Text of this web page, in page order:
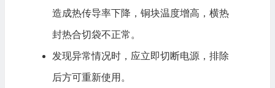
造成热传导率下降，铜块温度增高，横热
封热合切袋不正常。
发现异常情况时，应立即切断电源，排除
后方可重新使用。